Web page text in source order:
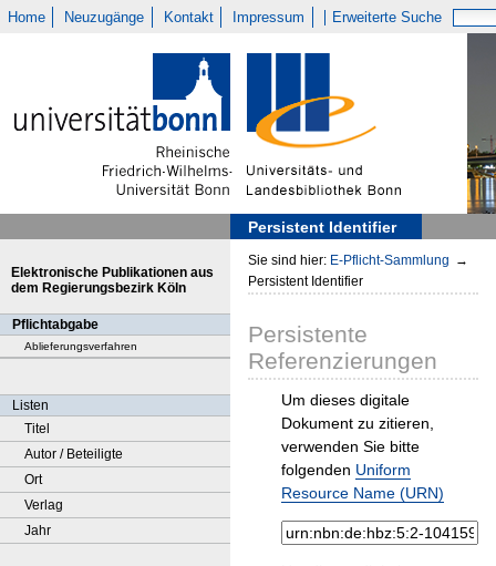
Home Neuzugänge Kontakt Impressum Erweiterte Suche
Persistent Identifier
Elektronische Publikationen aus
dem Regierungsbezirk Köln
Pflichtabgabe
Ablieferungsverfahren
Listen
Titel
Autor / Beteiligte
Ort
Verlag
Jahr
Sie sind hier: E-Pflicht-Sammlung →
Persistent Identifier
Persistente
Referenzierungen
Um dieses digitale
Dokument zu zitieren,
verwenden Sie bitte
folgenden Uniform
Resource Name (URN)